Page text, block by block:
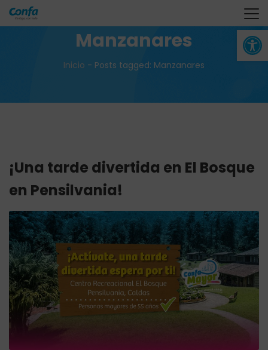
Abrir
Manzanares
Inicio - Posts tagged: Manzanares
¡Una tarde divertida en El Bosque
en Pensilvania!